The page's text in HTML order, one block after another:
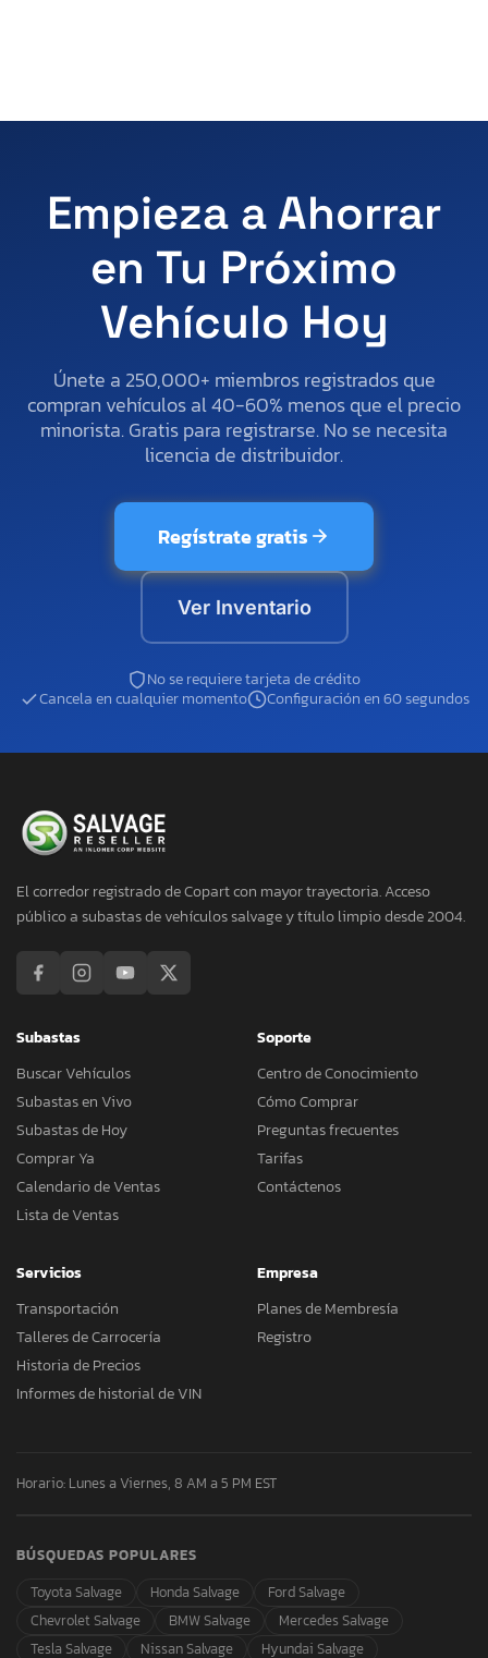
Empieza a Ahorrar
en Tu Próximo
Vehículo Hoy
Únete a 250,000+ miembros registrados que
compran vehículos al 40-60% menos que el precio
minorista. Gratis para registrarse. No se necesita
licencia de distribuidor.
Regístrate gratis
Ver Inventario
No se requiere tarjeta de crédito
Cancela en cualquier momento
Configuración en 60 segundos
El corredor registrado de Copart con mayor trayectoria. Acceso
público a subastas de vehículos salvage y título limpio desde 2004.
Subastas
Buscar Vehículos
Subastas en Vivo
Subastas de Hoy
Comprar Ya
Calendario de Ventas
Lista de Ventas
Soporte
Centro de Conocimiento
Cómo Comprar
Preguntas frecuentes
Tarifas
Contáctenos
Servicios
Transportación
Talleres de Carrocería
Historia de Precios
Informes de historial de VIN
Empresa
Planes de Membresía
Registro
Horario: Lunes a Viernes, 8 AM a 5 PM EST
BÚSQUEDAS POPULARES
Toyota Salvage
Honda Salvage
Ford Salvage
Chevrolet Salvage
BMW Salvage
Mercedes Salvage
Tesla Salvage
Nissan Salvage Hyundai Salvage